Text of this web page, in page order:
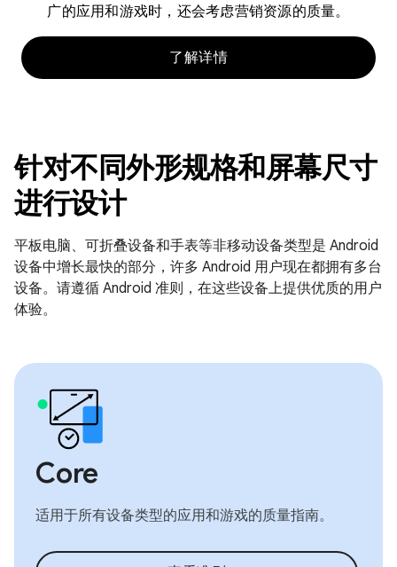
广的应用和游戏时，还会考虑营销资源的质量。
了解详情
针对不同外形规格和屏幕尺寸
进行设计
平板电脑、可折叠设备和手表等非移动设备类型是 Android
设备中增长最快的部分，许多 Android 用户现在都拥有多台
设备。请遵循 Android 准则，在这些设备上提供优质的用户
体验。
Core
适用于所有设备类型的应用和游戏的质量指南。